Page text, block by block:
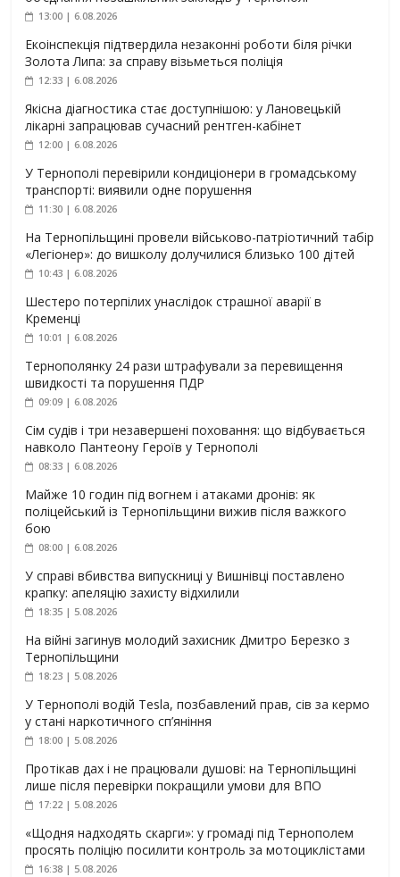
13:00 | 6.08.2026
Екоінспекція підтвердила незаконні роботи біля річки
Золота Липа: за справу візьметься поліція
12:33 | 6.08.2026
Якісна діагностика стає доступнішою: у Лановецькій
лікарні запрацював сучасний рентген-кабінет
12:00 | 6.08.2026
У Тернополі перевірили кондиціонери в громадському
транспорті: виявили одне порушення
11:30 | 6.08.2026
На Тернопільщині провели військово-патріотичний табір
«Легіонер»: до вишколу долучилися близько 100 дітей
10:43 | 6.08.2026
Шестеро потерпілих унаслідок страшної аварії в
Кременці
10:01 | 6.08.2026
Тернополянку 24 рази штрафували за перевищення
швидкості та порушення ПДР
09:09 | 6.08.2026
Сім судів і три незавершені поховання: що відбувається
навколо Пантеону Героїв у Тернополі
08:33 | 6.08.2026
Майже 10 годин під вогнем і атаками дронів: як
поліцейський із Тернопільщини вижив після важкого
бою
08:00 | 6.08.2026
У справі вбивства випускниці у Вишнівці поставлено
крапку: апеляцію захисту відхилили
18:35 | 5.08.2026
На війні загинув молодий захисник Дмитро Березко з
Тернопільщини
18:23 | 5.08.2026
У Тернополі водій Tesla, позбавлений прав, сів за кермо
у стані наркотичного сп’яніння
18:00 | 5.08.2026
Протікав дах і не працювали душові: на Тернопільщині
лише після перевірки покращили умови для ВПО
17:22 | 5.08.2026
«Щодня надходять скарги»: у громаді під Тернополем
просять поліцію посилити контроль за мотоциклістами
16:38 | 5.08.2026